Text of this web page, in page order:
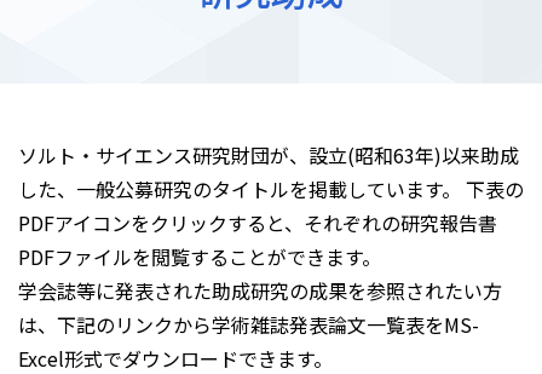
ソルト・サイエンス研究財団が、設立(昭和63年)以来助成
した、一般公募研究のタイトルを掲載しています。 下表の
PDFアイコンをクリックすると、それぞれの研究報告書
PDFファイルを閲覧することができます。
学会誌等に発表された助成研究の成果を参照されたい方
は、下記のリンクから学術雑誌発表論文一覧表をMS-
Excel形式でダウンロードできます。